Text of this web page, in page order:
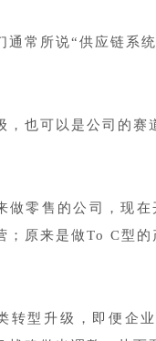
通常所说“供应链系
，也可以是公司的赛
做零售的公司，现
；原来是做To C型
转型升级，即便企